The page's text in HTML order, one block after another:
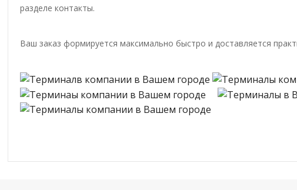
разделе контакты.
Ваш заказ формируется максимально быстро и доставляется